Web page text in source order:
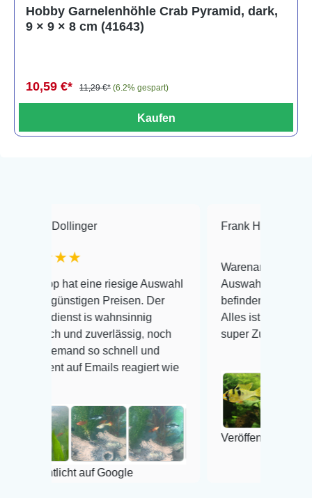
Hobby Garnelenhöhle Crab Pyramid, dark,
9 × 9 × 8 cm (41643)
10,59 €* 11,29 €* (6.2% gespart)
Kaufen
eine riesige Auswahl
Preisen. Der
is wahnsinnig
zuverlässig, noch
so schnell und
auf Emails reagiert wie
auf Google
Frank Hackmayer
Warenanlieferung Top und die
Auswahl plus gesundheitliches
befinden der Fische
Alles ist quick lebendig und im
super Zustand. Gerne wieder
Veröffentlicht auf Google